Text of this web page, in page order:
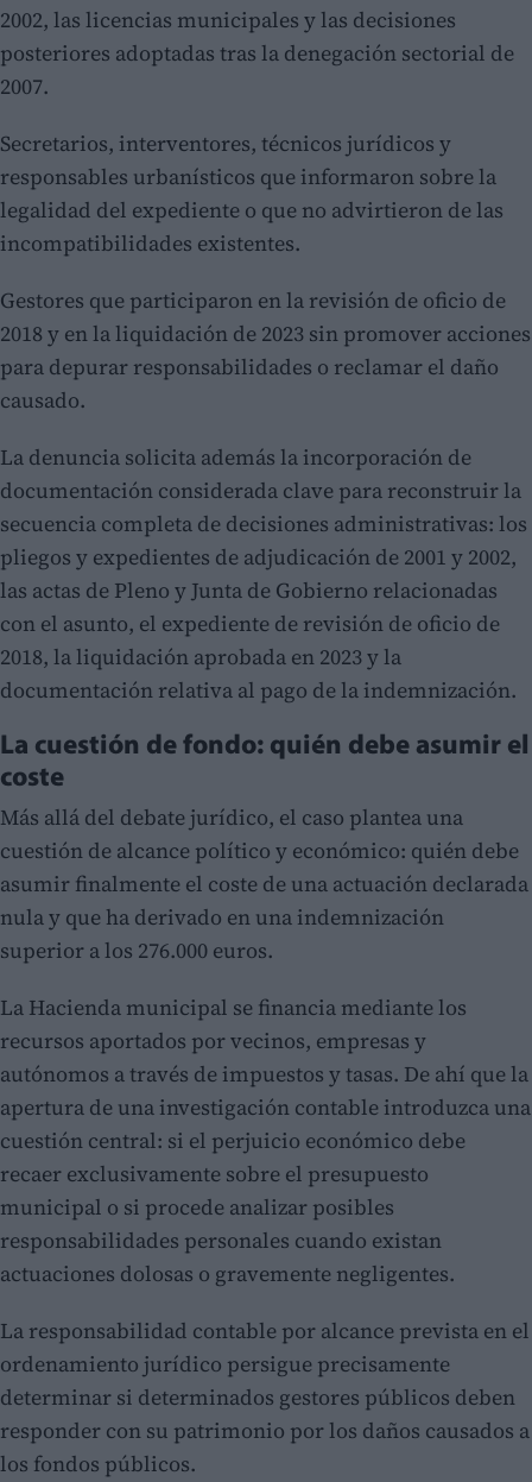
2002, las licencias municipales y las decisiones
posteriores adoptadas tras la denegación sectorial de
2007.
Secretarios, interventores, técnicos jurídicos y
responsables urbanísticos que informaron sobre la
legalidad del expediente o que no advirtieron de las
incompatibilidades existentes.
Gestores que participaron en la revisión de oficio de
2018 y en la liquidación de 2023 sin promover acciones
para depurar responsabilidades o reclamar el daño
causado.
La denuncia solicita además la incorporación de
documentación considerada clave para reconstruir la
secuencia completa de decisiones administrativas: los
pliegos y expedientes de adjudicación de 2001 y 2002,
las actas de Pleno y Junta de Gobierno relacionadas
con el asunto, el expediente de revisión de oficio de
2018, la liquidación aprobada en 2023 y la
documentación relativa al pago de la indemnización.
La cuestión de fondo: quién debe asumir el
coste
Más allá del debate jurídico, el caso plantea una
cuestión de alcance político y económico: quién debe
asumir finalmente el coste de una actuación declarada
nula y que ha derivado en una indemnización
superior a los 276.000 euros.
La Hacienda municipal se financia mediante los
recursos aportados por vecinos, empresas y
autónomos a través de impuestos y tasas. De ahí que la
apertura de una investigación contable introduzca una
cuestión central: si el perjuicio económico debe
recaer exclusivamente sobre el presupuesto
municipal o si procede analizar posibles
responsabilidades personales cuando existan
actuaciones dolosas o gravemente negligentes.
La responsabilidad contable por alcance prevista en el
ordenamiento jurídico persigue precisamente
determinar si determinados gestores públicos deben
responder con su patrimonio por los daños causados a
los fondos públicos.